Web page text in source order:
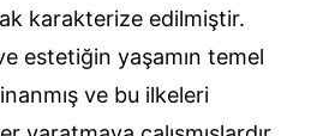
karakterize edilmiştir.
estetiğin yaşamın temel
ve bu ilkeleri